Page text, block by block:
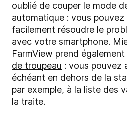
oublié de couper le mode
automatique : vous pouvez
facilement résoudre le
avec votre smartphone.
FarmView prend
de troupeau : vous pouvez
échéant en dehors de la
par exemple, à la liste des
la traite.